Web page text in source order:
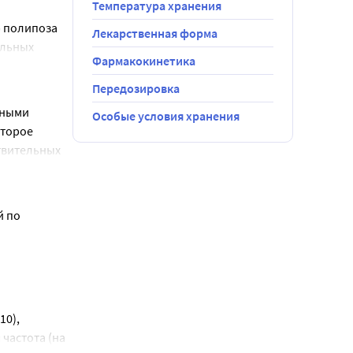
тракта;
(в т.ч.
и в
реакций,
по
(на
Температура хранения
Лекарственная форма
Фармакокинетика
Передозировка
Особые условия хранения